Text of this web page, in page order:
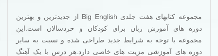
مجموعه کتابهای هفت جلدی Big English از جدیدترین و بهترین
دوره های آموزش زبان برای کودکان و خردسالان است.این
مجموعه با توجه به شرایط جدید طراحی شده و نسبت به سایر
دوره های آموزشی مزیت های خاصی دارد.هر درس با یک آهنگ